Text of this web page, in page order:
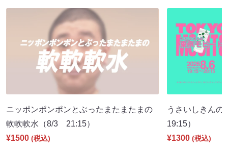
ニッポンポンポンとぶったまたまたまの
軟軟軟水（8/3 21:15）
¥1500 (税込)
うさいしきん
19:15）
¥1300 (税込)